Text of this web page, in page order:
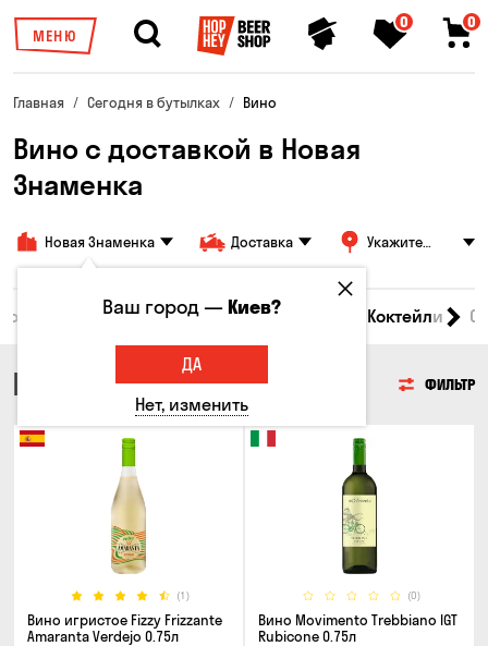
МЕНЮ
0 0
Главная Сегодня в бутылках Вино
Вино с доставкой в Новая
Знаменка
Новая Знаменка Доставка
Укажите
Пиво Сидр Вино Коктейли
ВИНО ФИЛЬТР
(1)
Вино игристое Fizzy Frizzante
Amaranta Verdejo 0.75л
(0)
Вино Movimento Trebbiano IGT
Rubicone 0.75л
Ваш город —Киев?
ДА
Нет, изменить